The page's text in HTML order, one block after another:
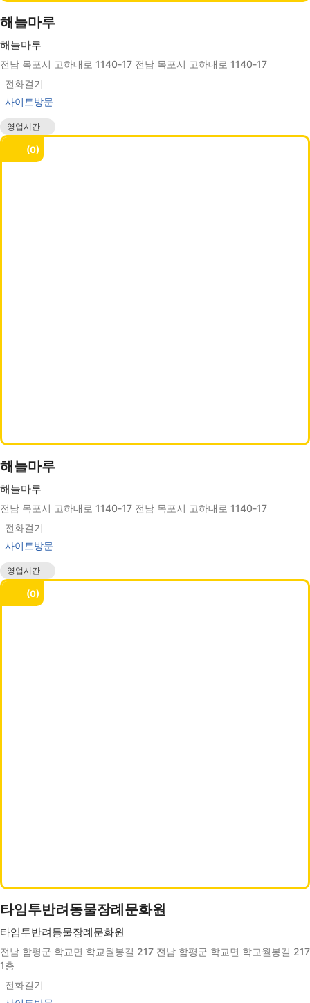
해늘마루
해늘마루
전남 목포시 고하대로 1140-17 전남 목포시 고하대로 1140-17
전화걸기
사이트방문
영업시간
0
해늘마루
해늘마루
전남 목포시 고하대로 1140-17 전남 목포시 고하대로 1140-17
전화걸기
사이트방문
영업시간
0
타임투반려동물장례문화원
타임투반려동물장례문화원
전남 함평군 학교면 학교월봉길 217 전남 함평군 학교면 학교월봉길 217
1층
전화걸기